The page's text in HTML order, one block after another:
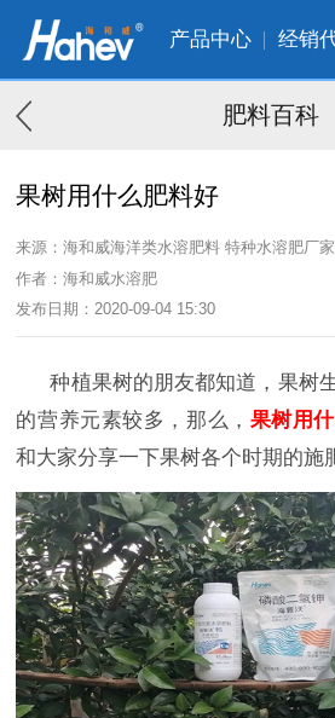
产品中心 经销
肥料百科
果树用什么肥料好
来源：海和威海洋类水溶肥料 特种水溶肥厂家
作者：海和威水溶肥
发布日期：2020-09-04 15:30
种植果树的朋友都知道， 果树
的营养元素较多，那么， 果树用
和大家分享一下果树各个时期的施